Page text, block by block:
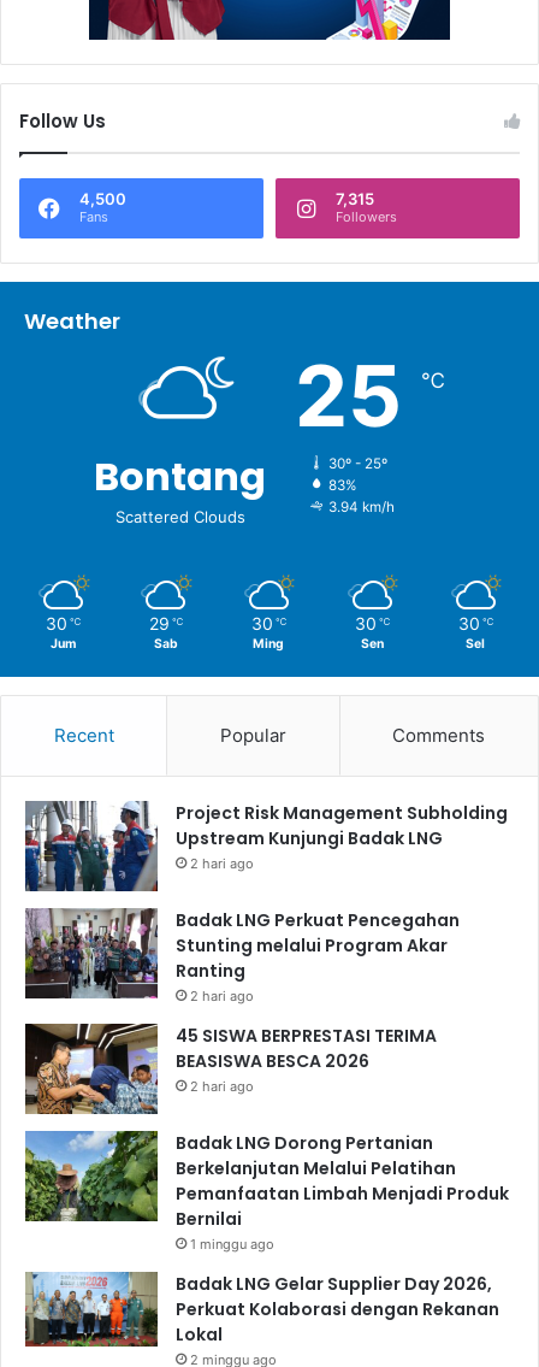
Follow Us
4,500
Fans
7,315
Followers
Weather
Bontang
Scattered Clouds
25 ℃
30º - 25º
83%
3.94 km/h
30 ℃
Jum
29 ℃
Sab
30 ℃
Ming
30 ℃
Sen
30 ℃
Sel
Recent Popular Comments
Project Risk Management Subholding
Upstream Kunjungi Badak LNG
2 hari ago
Badak LNG Perkuat Pencegahan
Stunting melalui Program Akar
Ranting
2 hari ago
45 SISWA BERPRESTASI TERIMA
BEASISWA BESCA 2026
2 hari ago
Badak LNG Dorong Pertanian
Berkelanjutan Melalui Pelatihan
Pemanfaatan Limbah Menjadi Produk
Bernilai
1 minggu ago
Badak LNG Gelar Supplier Day 2026,
Perkuat Kolaborasi dengan Rekanan
Lokal
2 minggu ago